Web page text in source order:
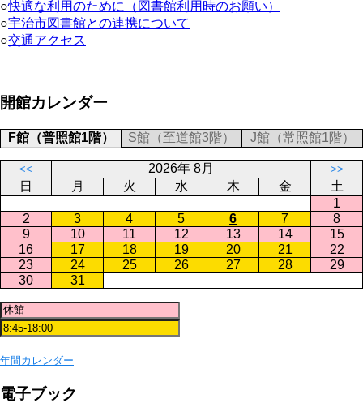
○快適な利用のために（図書館利用時のお願い）
○宇治市図書館との連携について
○交通アクセス
開館カレンダー
F館（普照館1階） S館（至道館3階） J館（常照館1階）
<< 2026年 8月 >>
日 月 火 水 木 金
土
1
2
3 4 5 6 7
8
9
10 11 12 13 14
15
16
17 18 19 20 21
22
23
24 25 26 27 28
29
30
31
年間カレンダー
電子ブック